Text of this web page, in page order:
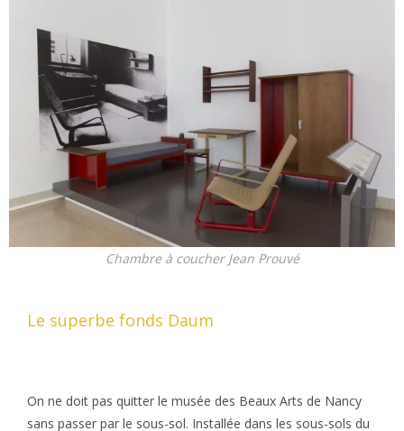
Chambre à coucher Jean Prouvé
Le superbe fonds Daum
On ne doit pas quitter le musée des Beaux Arts de Nancy
sans passer par le sous-sol. Installée dans les sous-sols du